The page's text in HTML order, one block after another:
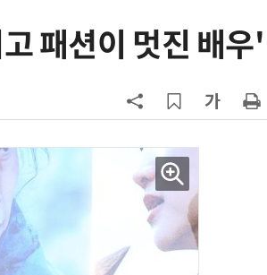
패션이 멋진 배우'